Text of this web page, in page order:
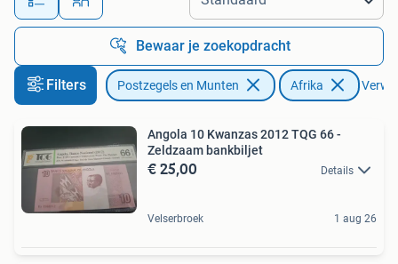
Bewaar je zoekopdracht
Filters Postzegels en Munten Afrika
Angola 10 Kwanzas 2012 TQG 66 -
Zeldzaam bankbiljet
€ 25,00 Details
Velserbroek 1 aug 26